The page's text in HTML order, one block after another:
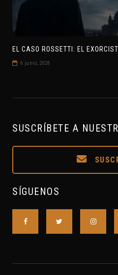
6 junio, 2026
SUSCRÍBETE A
SÍGUENOS